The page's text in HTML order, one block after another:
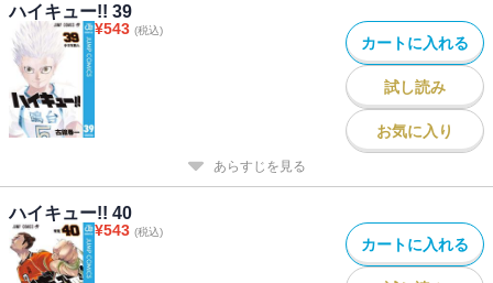
ハイキュー!! 39
¥543 (税込)
カートに入れる
試し読み
お気に入り
あらすじを見る
ハイキュー!! 40
¥543 (税込)
カートに入れる